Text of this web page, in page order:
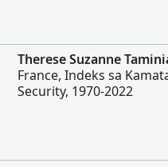
Therese Suzanne
France, Indeks sa
Security, 1970-2022